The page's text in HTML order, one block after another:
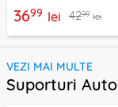
3699 lei 4299 lei
VEZI MAI MULTE
Suporturi Auto